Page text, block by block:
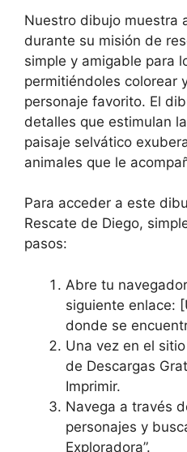
Nuestro dibujo muestra
durante su misión de
simple y amigable para
permitiéndoles colorear
personaje favorito. El
detalles que estimulan
paisaje selvático
animales que le
Para acceder a este
Rescate de Diego,
pasos:
Abre tu
siguiente enlace:
donde se
Una vez en el
de Descargas
Imprimir.
Navega a través
personajes y
Exploradora”.